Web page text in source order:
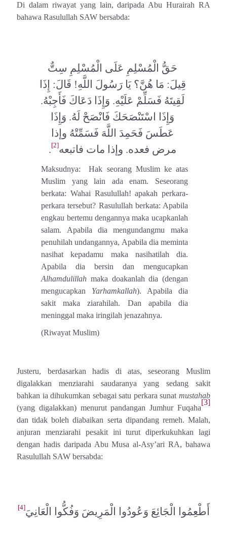
Di dalam riwayat yang lain, daripada Abu Hurairah RA
bahawa Rasulullah SAW bersabda:
حَقُّ ‌الْمُسْلِمِ ‌عَلَى ‌الْمُسْلِمِ ‌سِتٌّ
قِيلَ: مَا هُنَّ؟ يَا رَسُولَ اللَّهِ! قَالَ: إِذَا
لَقِيتَهُ فَسَلِّمْ عَلَيْهِ. وَإِذَا دَعَاكَ فَأَجِبْهُ.
وَإِذَا اسْتَنْصَحَكَ فَانْصَحْ لَهُ. وَإِذَا
عَطَسَ فَحَمِدَ اللَّهَ فَسَمِّتْهُ وإذا
مرض فعده. وإذا مات فاتبعه[2]
.
Maksudnya: Hak seorang Muslim ke atas
Muslim yang lain ada enam. Seseorang
berkata: Wahai Rasulullah! apakah perkara-
perkara tersebut? Rasulullah berkata: Apabila
engkau bertemu dengannya maka ucapkanlah
salam. Apabila dia mengundangmu maka
penuhilah undangannya, Apabila dia meminta
nasihat kepadamu maka nasihatilah dia.
Apabila dia bersin dan mengucapkan
Alhamdulillah maka doakanlah dia (dengan
mengucapkan Yarhamkallah). Apabila dia
sakit maka ziarahilah. Dan apabila dia
meninggal maka iringilah jenazahnya.
(Riwayat Muslim)
Justeru, berdasarkan hadis di atas, seseorang Muslim
digalakkan menziarahi saudaranya yang sedang sakit
bahkan ia dihukumkan sebagai satu perkara sunat mustahab
(yang digalakkan) menurut pandangan Jumhur Fuqaha
[3]
dan tidak boleh diabaikan serta dipandang remeh. Malah,
anjuran menziarahi pesakit ini turut diperkukuhkan lagi
dengan hadis daripada Abu Musa al-Asy’ari RA, bahawa
Rasulullah SAW bersabda:
أَطْعِمُوا الْجَائِعَ وَعُودُوا الْمَرِيضَ وَفُكُّوا الْعَانِيَ[4]